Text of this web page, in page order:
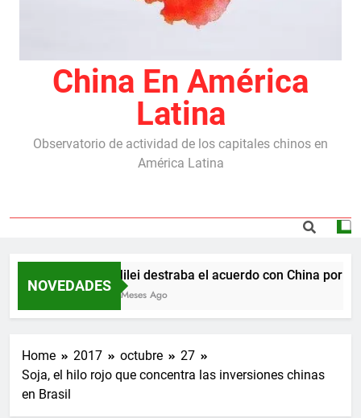
China En América
Latina
Observatorio de actividad de los capitales chinos en
América Latina
NOVEDADES
Milei destraba el acuerdo con China por las
5 Meses Ago
Home 2017 octubre
27
Soja, el hilo rojo que concentra las inversiones chinas
en Brasil